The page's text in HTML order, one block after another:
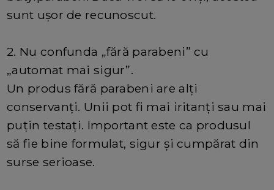
sunt ușor de recunoscut.
2. Nu confunda „fără parabeni” cu
„automat mai sigur”.
Un produs fără parabeni are alți
conservanți. Unii pot fi mai iritanți sau mai
puțin testați. Important este ca produsul
să fie bine formulat, sigur și cumpărat din
surse serioase.